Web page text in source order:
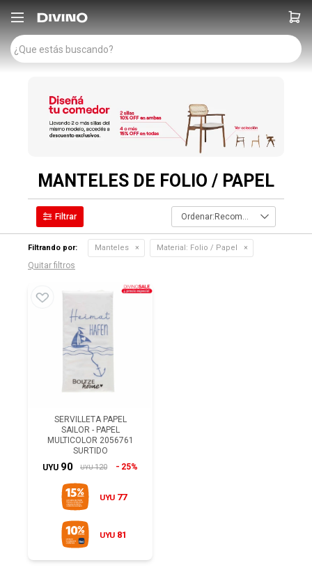

MANTELES DE FOLIO / PAPEL
Recomendados
Filtrando por: Manteles Material: Folio / Papel
Quitar filtros
SERVILLETA PAPEL
SAILOR - PAPEL
MULTICOLOR 2056761
SURTIDO
UYU 90 UYU 120 25%
UYU 77
UYU 81